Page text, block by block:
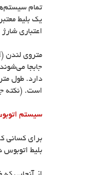
تمام
یک بلیط
اعتباری
متروی لندن (
است. (نکته جالب: متروی
سیستم
برای کسانی
بلیط اتوبوس